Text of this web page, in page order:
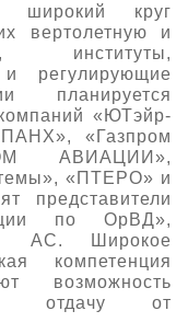
широкий круг
вертолетную и
институты,
регулирующие
планируется
«ЮТэйр-
«Газпром
АВИАЦИИ»,
«ПТЕРО» и
представители
по ОрВД»,
АС. Широкое
компетенция
возможность
отдачу от